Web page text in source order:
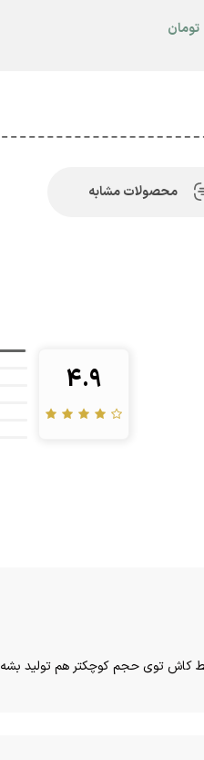
تومان
محصولات مشابه
4.9
کاش توی حجم کوچکتر هم تولید بشه